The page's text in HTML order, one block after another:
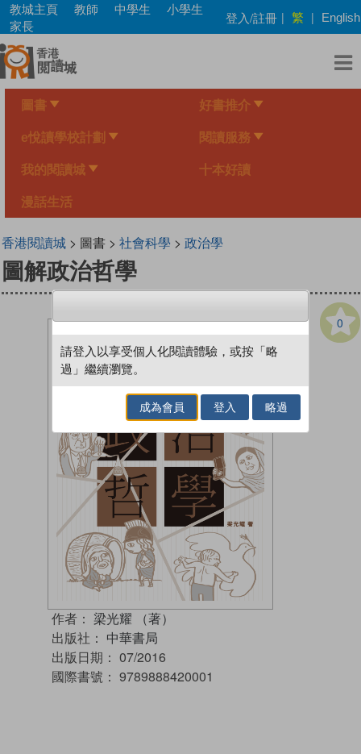
Skip
main
content
教城主頁 教師 中學生
小學生
家長
登入/註冊 | 繁 | English
圖書 好書推介
e悅讀學校計劃 閱讀服務
我的閱讀城 十本好讀
漫話生活
香港閱讀城> 圖書 > 社會科學 > 政治學
圖解政治哲學
0
作者： 梁光耀 （著）
出版社： 中華書局
出版日期： 07/2016
國際書號： 9789888420001
請登入以享受個人化閱讀體驗，或按「略
過」繼續瀏覽。
成為會員 登入 略過